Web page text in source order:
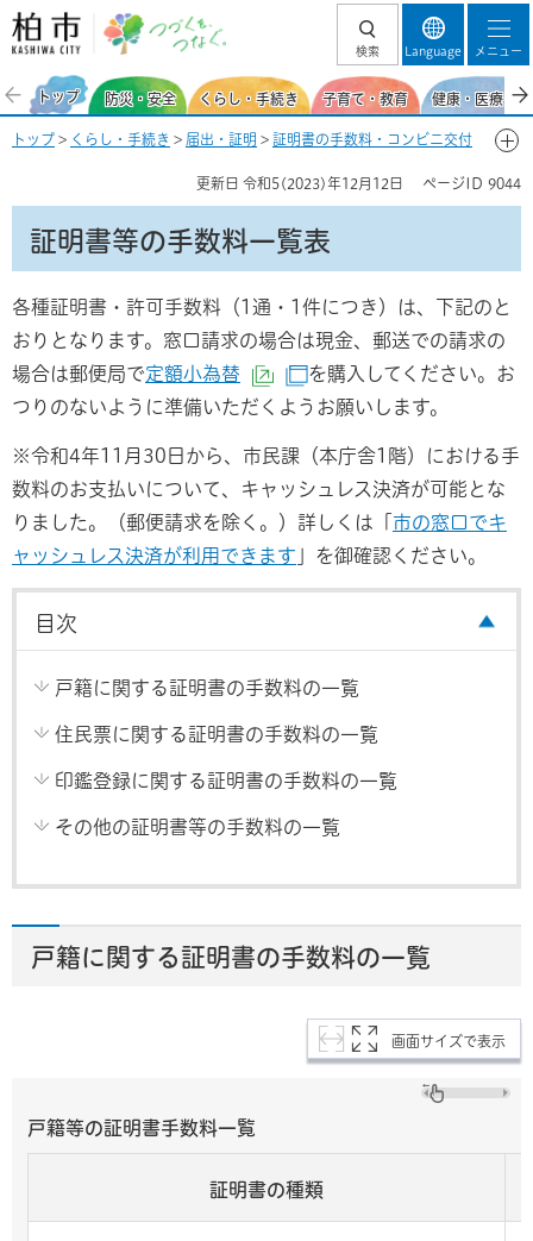
柏市 つづくを、
検索 Language メニュー
トップ 防災・安全 くらし・手続き 子育て・教育 健康・医療・
トップ > くらし・手続き > 届出・証明 > 証明書の手数料・コンビニ交付
更新日 令和5(2023)年12月12日 ページID 9044
証明書等の手数料一覧表
各種証明書・許可手数料（1通・1件につき）は、下記のと
おりとなります。窓口請求の場合は現金、郵送での請求の
場合は郵便局で定額小為替 （外部サイトへリンク）
（別ウィンドウで開きま
を購入してください。お
つりのないように準備いただくようお願いします。
※令和4年11月30日から、市民課（本庁舎1階）における手
数料のお支払いについて、キャッシュレス決済が可能とな
りました。（郵便請求を除く。）詳しくは「 市の窓口でキ
ャッシュレス決済が利用できます 」を御確認ください。
目次
戸籍に関する証明書の手数料の一覧
住民票に関する証明書の手数料の一覧
印鑑登録に関する証明書の手数料の一覧
その他の証明書等の手数料の一覧
戸籍に関する証明書の手数料の一覧
画面サイズで表示
戸籍等の証明書手数料一覧
証明書の種類